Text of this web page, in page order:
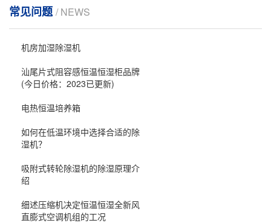
常见问题/ NEWS
机房加湿除湿机
汕尾片式阻容感恒温恒湿柜品牌
(今日价格：2023已更新)
电热恒温培养箱
如何在低温环境中选择合适的除
湿机？
吸附式转轮除湿机的除湿原理介
绍
细述压缩机决定恒温恒湿全新风
直膨式空调机组的工况